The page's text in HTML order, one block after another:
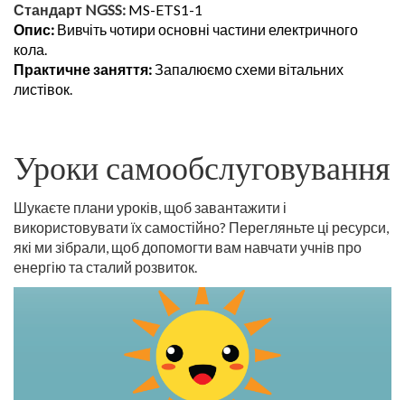
Стандарт NGSS: MS-ETS1-1
Опис: Вивчіть чотири основні частини електричного
кола.
Практичне заняття:Запалюємо схеми вітальних
листівок.
Уроки самообслуговування
Шукаєте плани уроків, щоб завантажити і
використовувати їх самостійно? Перегляньте ці ресурси,
які ми зібрали, щоб допомогти вам навчати учнів про
енергію та сталий розвиток.